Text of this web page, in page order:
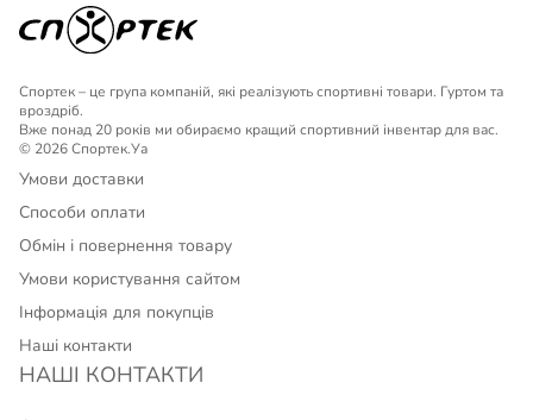
Спортек – це група компаній, які реалізують спортивні товари. Гуртом та
вроздріб.
Вже понад 20 років ми обираємо кращий спортивний інвентар для вас.
© 2026 Спортек.Уа
Умови доставки
Способи оплати
Обмін і повернення товару
Умови користування сайтом
Інформація для покупців
Наші контакти
НАШІ КОНТАКТИ